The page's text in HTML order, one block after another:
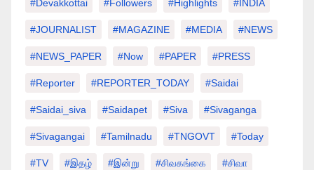
#devakkottai #followers #highlights #INDIA
#JOURNALIST #MAGAZINE #MEDIA #NEWS
#NEWS_PAPER #Now #PAPER #PRESS
#Reporter #REPORTER_TODAY #saidai
#saidai_siva #saidapet #Siva #Sivaganga
#sivagangai #tamilnadu #TNGOVT #today
#TV #இதழ் #இன்று #சிவகங்கை #சிவா